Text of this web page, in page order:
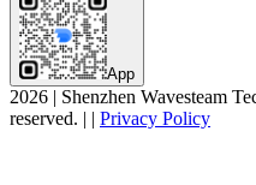
App
2026 | Shenzhen Wavesteam
reserved. | | Privacy Policy